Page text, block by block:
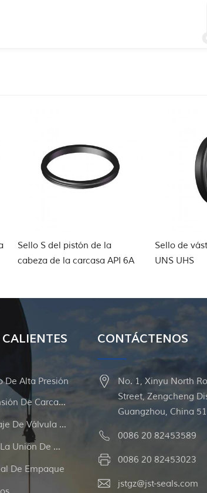
Sello S del pistón de la
cabeza de la carcasa API 6A
Sello de
UNS UHS
De Alta Presión
Sello De Suspensión De Carcasa Y Tubería
Sello De Embalaje De Válvula De Compuerta
WECO Sello De La Unión De Martillo
De Empaque
CONTÁCTENOS
No. 1, Xinyu North
Street, Zengcheng
Guangzhou, China
0086 20 82453589
0086 20 82453023
jstgz@jst-seals.com